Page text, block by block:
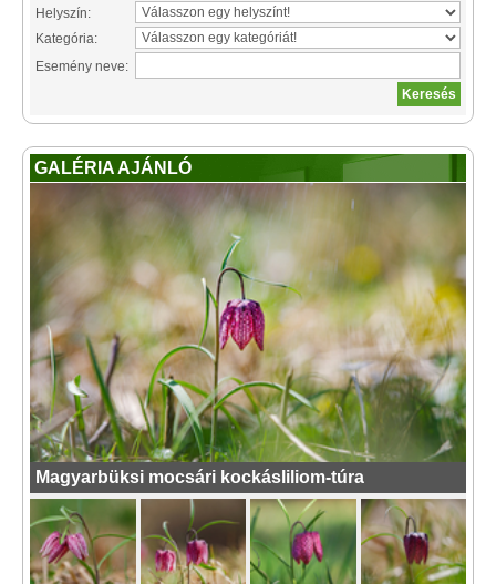
Helyszín:
Kategória:
Esemény neve:
GALÉRIA AJÁNLÓ
Magyarbüksi mocsári kockásliliom-túra